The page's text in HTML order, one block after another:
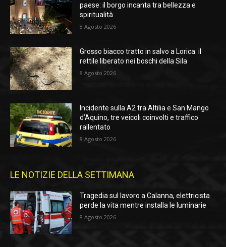
paese: il borgo incanta tra bellezza e
spiritualità
8 Agosto 2026
Grosso biacco tratto in salvo a Lorica: il
rettile liberato nei boschi della Sila
8 Agosto 2026
Incidente sulla A2 tra Altilia e San Mango
d’Aquino, tre veicoli coinvolti e traffico
rallentato
8 Agosto 2026
LE NOTIZIE DELLA SETTIMANA
Tragedia sul lavoro a Calanna, elettricista
perde la vita mentre installa le luminarie
8 Agosto 2026